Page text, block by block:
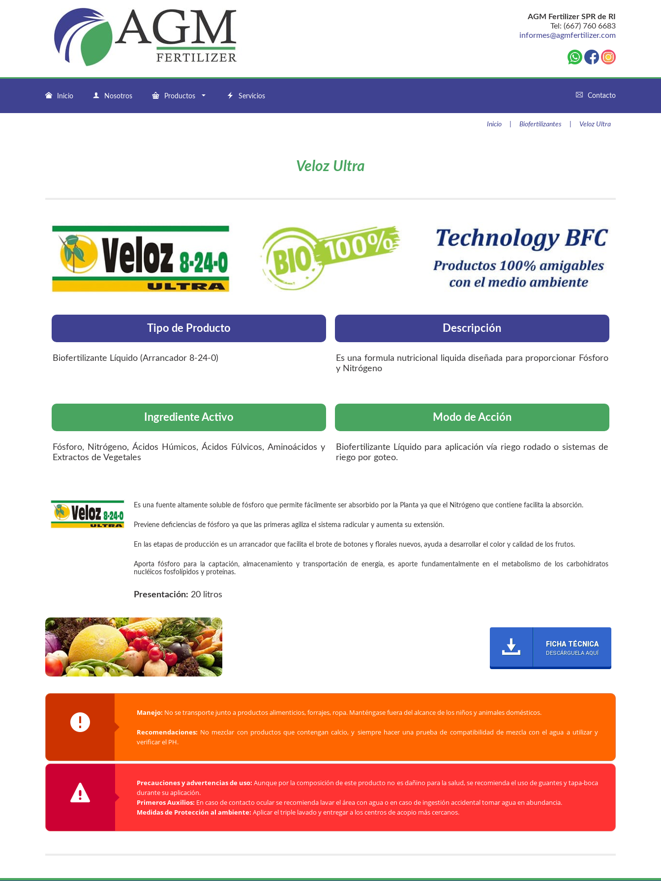
AGM Fertilizer SPR de RI
Tel: (667) 760 6683
informes@agmfertilizer.com
Inicio Nosotros Productos Servicios Contacto
Inicio Biofertilizantes Veloz Ultra
Veloz Ultra
Tipo de Producto
Biofertilizante Líquido (Arrancador 8-24-0)
Descripción
Es una formula nutricional liquida diseñada para proporcionar Fósforo
y Nitrógeno
Ingrediente Activo
Fósforo, Nitrógeno, Ácidos Húmicos, Ácidos Fúlvicos, Aminoácidos y
Extractos de Vegetales
Modo de Acción
Biofertilizante Líquido para aplicación vía riego rodado o sistemas de
riego por goteo.
Es una fuente altamente soluble de fósforo que permite fácilmente ser absorbido por la Planta ya que el Nitrógeno que contiene facilita la absorción.
Previene deficiencias de fósforo ya que las primeras agiliza el sistema radicular y aumenta su extensión.
En las etapas de producción es un arrancador que facilita el brote de botones y florales nuevos, ayuda a desarrollar el color y calidad de los frutos.
Aporta fósforo para la captación, almacenamiento y transportación de energía, es aporte fundamentalmente en el metabolismo de los carbohidratos
nucléicos fosfolípidos y proteínas.
Presentación: 20 litros
FICHA TÉCNICA
DESCÁRGUELA AQUÍ
Manejo: No se transporte junto a productos alimenticios, forrajes, ropa. Manténgase fuera del alcance de los niños y animales domésticos.
Recomendaciones: No mezclar con productos que contengan calcio, y siempre hacer una prueba de compatibilidad de mezcla con el agua a utilizar y
verificar el PH.
Precauciones y advertencias de uso: Aunque por la composición de este producto no es dañino para la salud, se recomienda el uso de guantes y tapa-boca
durante su aplicación.
Primeros Auxilios: En caso de contacto ocular se recomienda lavar el área con agua o en caso de ingestión accidental tomar agua en abundancia.
Medidas de Protección al ambiente: Aplicar el triple lavado y entregar a los centros de acopio más cercanos.